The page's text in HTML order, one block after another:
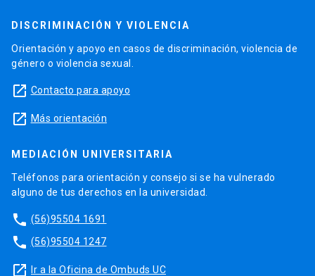
DISCRIMINACIÓN Y VIOLENCIA
Orientación y apoyo en casos de discriminación, violencia de
género o violencia sexual.
launch Contacto para apoyo
launch Más orientación
MEDIACIÓN UNIVERSITARIA
Teléfonos para orientación y consejo si se ha vulnerado
alguno de tus derechos en la universidad.
phone (56)95504 1691
phone (56)95504 1247
launch Ir a la Oficina de Ombuds UC